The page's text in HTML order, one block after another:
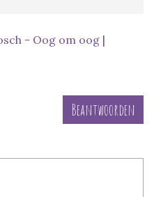
- Oog om oog |
Beantwoorden